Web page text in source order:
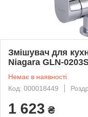
Змішувач для
Niagara GLN-
Немає в наявності
Код: 000018449
1 623 ₴